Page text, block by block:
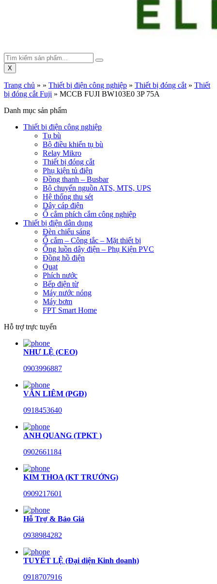
X
Trang chủ » » Thiết bị điện công nghiệp » Thiết bị đóng cắt » Thiết
bị đóng cắt Fuji » MCCB FUJI BW103E0 3P 75A
Danh mục sản phẩm
Thiết bị điện công nghiệp
Tụ bù
Bộ điều khiển tụ bù
Relay Mikro
Thiết bị đóng cắt
Phụ kiện tủ điện
Đồng thanh – Busbar
Bộ chuyển nguồn ATS, MTS, UPS
Hệ thống thu sét
Dây cáp điện
Ổ cắm phích cắm công nghiệp
Thiết bị điện dân dụng
Đèn chiếu sáng
Ổ cắm – Công tắc – Mặt thiết bị
Ống luồn dây điện – Phụ Kiện PVC
Đồng hồ điện
Quạt
Phích nước
Bếp điện từ
Máy nước nóng
Máy bơm
FPT Smart Home
Hỗ trợ trực tuyến
NHƯ LỆ (CEO)
0903996887
VĂN LIÊM (PGĐ)
0918453640
ANH QUANG (TPKT )
0902661184
KIM THOA (KT TRƯỞNG)
0909217601
Hỗ Trợ & Báo Giá
0938984282
TUYẾT LỆ (Đại diện Kinh doanh)
0918707916